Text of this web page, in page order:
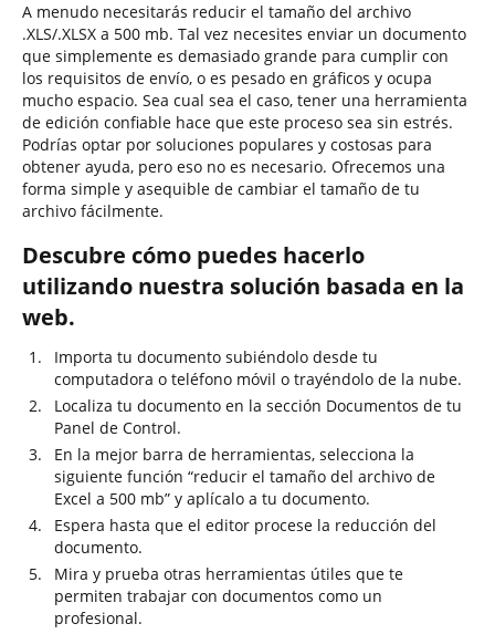
A menudo necesitarás reducir el tamaño del archivo
.XLS/.XLSX a 500 mb. Tal vez necesites enviar un documento
que simplemente es demasiado grande para cumplir con
los requisitos de envío, o es pesado en gráficos y ocupa
mucho espacio. Sea cual sea el caso, tener una herramienta
de edición confiable hace que este proceso sea sin estrés.
Podrías optar por soluciones populares y costosas para
obtener ayuda, pero eso no es necesario. Ofrecemos una
forma simple y asequible de cambiar el tamaño de tu
archivo fácilmente.
Descubre cómo puedes hacerlo
utilizando nuestra solución basada en la
web.
Importa tu documento subiéndolo desde tu
computadora o teléfono móvil o trayéndolo de la nube.
Localiza tu documento en la sección Documentos de tu
Panel de Control.
En la mejor barra de herramientas, selecciona la
siguiente función “reducir el tamaño del archivo de
Excel a 500 mb” y aplícalo a tu documento.
Espera hasta que el editor procese la reducción del
documento.
Mira y prueba otras herramientas útiles que te
permiten trabajar con documentos como un
profesional.